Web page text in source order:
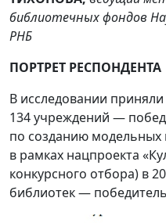
библиотечных фондов
РНБ
ПОРТРЕТ РЕСПОНДЕНТА
В исследовании
134 учреждений —
по созданию
в рамках нацпроекта
конкурсного отбора) в
библиотек —